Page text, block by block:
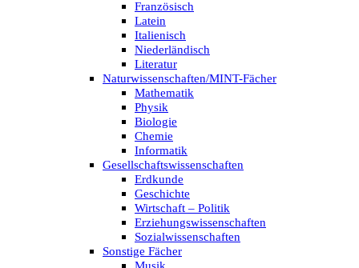
Französisch
Latein
Italienisch
Niederländisch
Literatur
Naturwissenschaften/MINT-Fächer
Mathematik
Physik
Biologie
Chemie
Informatik
Gesellschaftswissenschaften
Erdkunde
Geschichte
Wirtschaft – Politik
Erziehungswissenschaften
Sozialwissenschaften
Sonstige Fächer